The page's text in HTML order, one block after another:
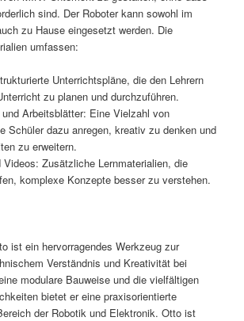
sind. Der Roboter kann sowohl im
zu Hause eingesetzt werden. Die
umfassen:
Unterrichtspläne, die den Lehrern
zu planen und durchzuführen.
Arbeitsblätter: Eine Vielzahl von
Schüler dazu anregen, kreativ zu denken und
zu erweitern.
Videos: Zusätzliche Lernmaterialien, die
komplexe Konzepte besser zu verstehen.
ist ein hervorragendes Werkzeug zur
Verständnis und Kreativität bei
modulare Bauweise und die vielfältigen
bietet er eine praxisorientierte
der Robotik und Elektronik. Otto ist